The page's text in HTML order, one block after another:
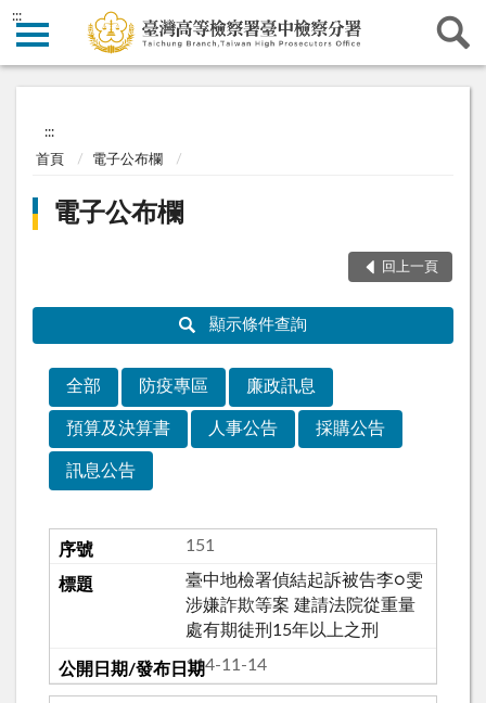
:::
:::
首頁 電子公布欄
電子公布欄
回上一頁
顯示條件查詢
全部 防疫專區 廉政訊息
預算及決算書 人事公告 採購公告
訊息公告
151
臺中地檢署偵結起訴被告李○雯
涉嫌詐欺等案 建請法院從重量
處有期徒刑15年以上之刑
114-11-14